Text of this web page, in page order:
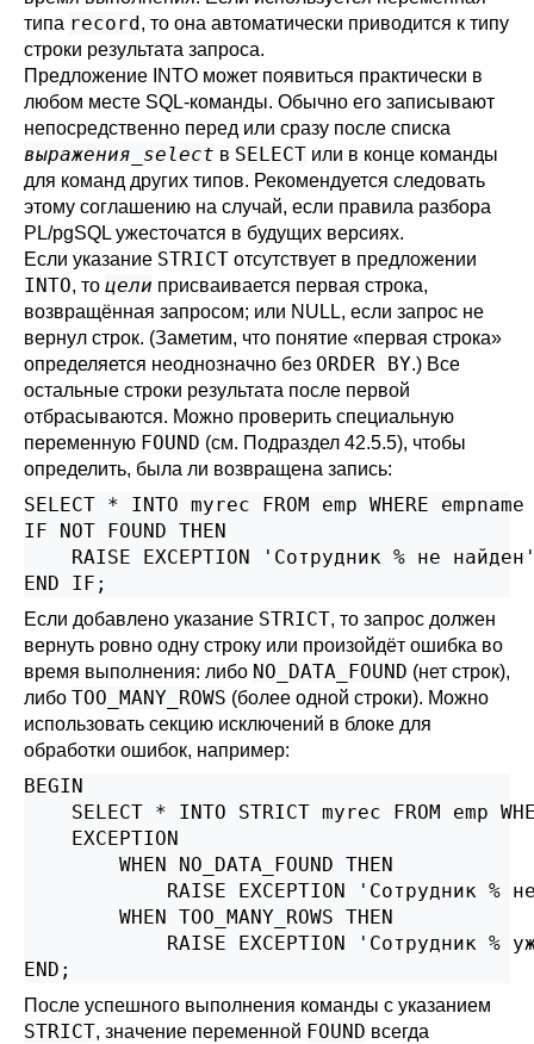
типа record, то она автоматически приводится к типу
строки результата запроса.
Предложение INTO может появиться практически в
любом месте SQL-команды. Обычно его записывают
непосредственно перед или сразу после списка
выражения_select в SELECT или в конце команды
для команд других типов. Рекомендуется следовать
этому соглашению на случай, если правила разбора
PL/pgSQL ужесточатся в будущих версиях.
Если указание STRICT отсутствует в предложении
INTO, то цели присваивается первая строка,
возвращённая запросом; или NULL, если запрос не
вернул строк. (Заметим, что понятие «первая строка»
определяется неоднозначно без ORDER BY.) Все
остальные строки результата после первой
отбрасываются. Можно проверить специальную
переменную FOUND (см. Подраздел 42.5.5), чтобы
определить, была ли возвращена запись:
SELECT * INTO myrec FROM emp WHERE
IF NOT FOUND THEN
RAISE EXCEPTION 'Сотрудник % не
END IF;
Если добавлено указание STRICT, то запрос должен
вернуть ровно одну строку или произойдёт ошибка во
время выполнения: либо NO_DATA_FOUND (нет строк),
либо TOO_MANY_ROWS (более одной строки). Можно
использовать секцию исключений в блоке для
обработки ошибок, например:
BEGIN
SELECT * INTO STRICT myrec FROM emp
    EXCEPTION
        WHEN NO_DATA_FOUND THEN
RAISE EXCEPTION 'Сотрудник %
        WHEN TOO_MANY_ROWS THEN
RAISE EXCEPTION 'Сотрудник %
END;
После успешного выполнения команды с указанием
STRICT, значение переменной FOUND всегда